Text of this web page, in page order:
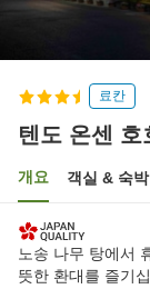
료칸
텐도 온센
개요 객실 & 숙
노송 나무 탕에서
뜻한 환대를 즐기십